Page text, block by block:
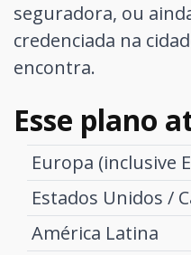
seguradora, ou
credenciada na
encontra.
Esse plano
Europa (inclusive
Estados Unidos /
América Latina